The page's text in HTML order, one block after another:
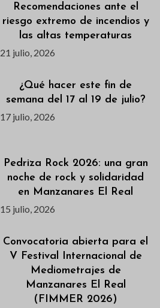
Recomendaciones ante el
riesgo extremo de incendios y
las altas temperaturas
21 julio, 2026
¿Qué hacer este fin de
semana del 17 al 19 de julio?
17 julio, 2026
Pedriza Rock 2026: una gran
noche de rock y solidaridad
en Manzanares El Real
15 julio, 2026
Convocatoria abierta para el
V Festival Internacional de
Mediometrajes de
Manzanares El Real
(FIMMER 2026)